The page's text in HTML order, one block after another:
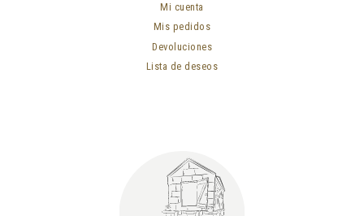
Mi cuenta
Mis pedidos
Devoluciones
Lista de deseos